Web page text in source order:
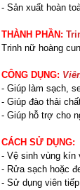
- Sản xuất hoàn
THÀNH PHẦN:
Trinh nữ hoàng
CÔNG DỤNG:
- Giúp làm sạch,
- Giúp đào thải
- Giúp hỗ trợ cho
CÁCH SỬ DỤNG:
- Vệ sinh vùng
- Rửa sạch hoặc
- Sử dụng viên